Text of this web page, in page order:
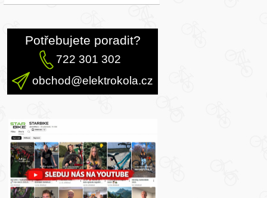
Potřebujete poradit?
722 301 302
obchod@elektrokola.cz